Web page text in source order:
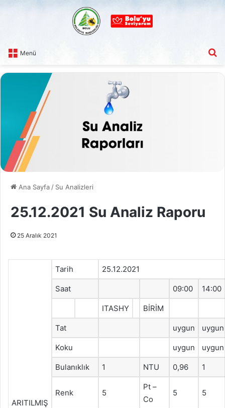
Menü
Ana Sayfa / Su Analizleri
25.12.2021 Su Analiz Raporu
25 Aralık 2021
ARITILMIŞ
Tarih 25.12.2021
Saat 09:00 14:00
ITASHY BİRİM
Tat uygun uygun
Koku uygun uygun
Bulanıklık 1 NTU 0,96 1
Renk 5
Pt –
Co
5 5